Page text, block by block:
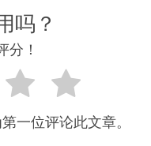
吗？
分！
一位评论此文章。